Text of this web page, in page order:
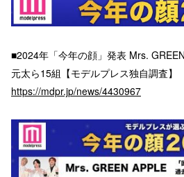
■2024年「今年の顔」発表 Mrs.
元太ら15組【モデルプレス独自調査】
https://mdpr.jp/news/4430967